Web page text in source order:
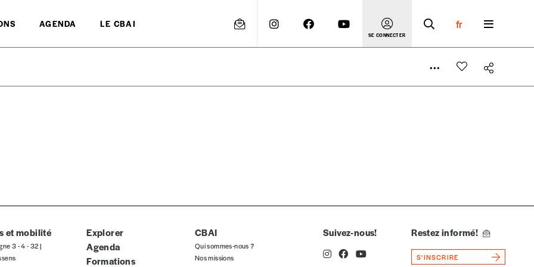
AGENDA LE CBAI
SE CONNECTER
fr
indicatif. De cette manière, vous soutenez le travail de l’équipe de rédaction selon vos moyens et vos motivations.
et mobilité
3 - 4 - 32 |
Explorer
Agenda
Formations
CBAI
Qui sommes-nous ?
Nos missions
Suivez-nous! Restez informé!
S'INSCRIRE